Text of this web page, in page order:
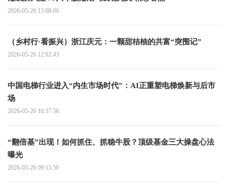
2026-05-26 13:08:06
（乡村行·看振兴）浙江庆元：一颗甜桔柚的共富“突围记”
2026-05-26 12:02:43
中国电梯行业进入“内生市场时代”：AI正重塑电梯焕新与后市
场
2026-05-26 10:37:56
“翻倍基”出现！如何抓住、抓稳牛股？顶级基金三大操盘心法
曝光
2026-05-26 09:15:50